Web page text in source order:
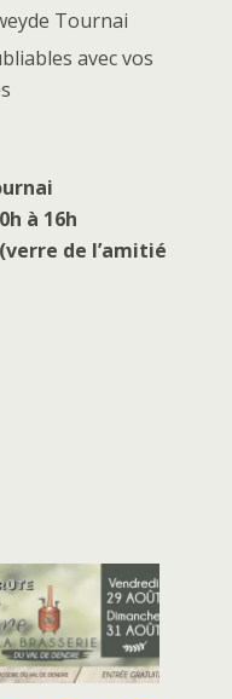
Tournai
avec vos
à 16h
de l’amitié